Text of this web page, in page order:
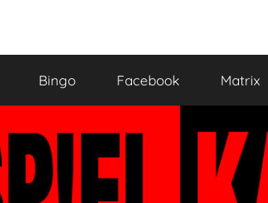
Bingo Facebook Matrix